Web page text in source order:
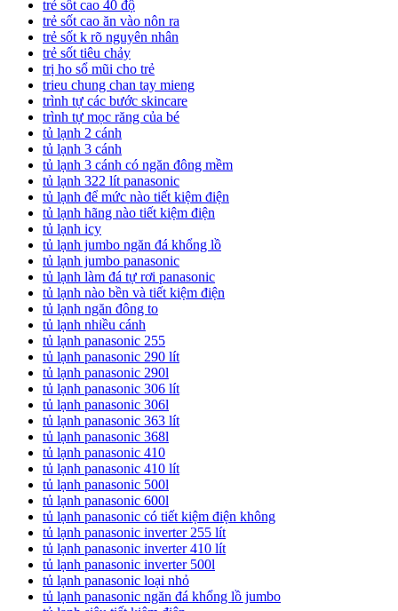
trẻ sốt cao 40 độ
trẻ sốt cao ăn vào nôn ra
trẻ sốt k rõ nguyên nhân
trẻ sốt tiêu chảy
trị ho sổ mũi cho trẻ
trieu chung chan tay mieng
trình tự các bước skincare
trình tự mọc răng của bé
tủ lạnh 2 cánh
tủ lạnh 3 cánh
tủ lạnh 3 cánh có ngăn đông mềm
tủ lạnh 322 lít panasonic
tủ lạnh để mức nào tiết kiệm điện
tủ lạnh hãng nào tiết kiệm điện
tủ lạnh icy
tủ lạnh jumbo ngăn đá khổng lồ
tủ lạnh jumbo panasonic
tủ lạnh làm đá tự rơi panasonic
tủ lạnh nào bền và tiết kiệm điện
tủ lạnh ngăn đông to
tủ lạnh nhiều cánh
tủ lạnh panasonic 255
tủ lạnh panasonic 290 lít
tủ lạnh panasonic 290l
tủ lạnh panasonic 306 lít
tủ lạnh panasonic 306l
tủ lạnh panasonic 363 lít
tủ lạnh panasonic 368l
tủ lạnh panasonic 410
tủ lạnh panasonic 410 lít
tủ lạnh panasonic 500l
tủ lạnh panasonic 600l
tủ lạnh panasonic có tiết kiệm điện không
tủ lạnh panasonic inverter 255 lít
tủ lạnh panasonic inverter 410 lít
tủ lạnh panasonic inverter 500l
tủ lạnh panasonic loại nhỏ
tủ lạnh panasonic ngăn đá khổng lồ jumbo